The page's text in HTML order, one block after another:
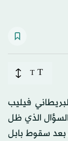
T
T
فيليب
الذي ظل
بعد سقوط بابل